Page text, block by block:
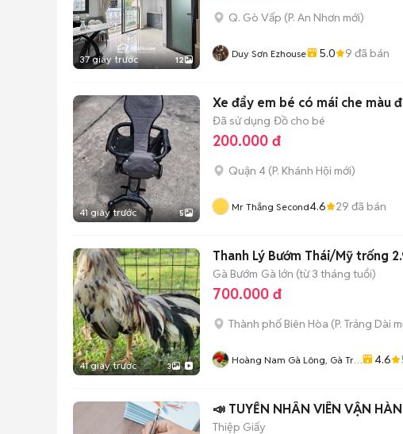
37 giây trước 12
Q. Gò Vấp (P. An Nhơn mới)
Duy Sơn Ezhouse 5.0 9 đã bán
41 giây trước 5
Xe đẩy em bé có mái che màu
Đã sử dụng Đồ cho bé
200.000 đ
Quận 4 (P. Khánh Hội mới)
Mr Thắng Second4.6 29 đã bán
41 giây trước 3
Thanh Lý Bướm Thái/Mỹ trống
Gà Bướm Gà lớn (từ 3 tháng tuổi)
700.000 đ
Thành phố Biên Hòa (P. Trảng Dài
Hoàng Nam Gà Lông, Gà Tre
4.6
📣 TUYỂN NHÂN VIÊN VẬN
Thiệp Giấy